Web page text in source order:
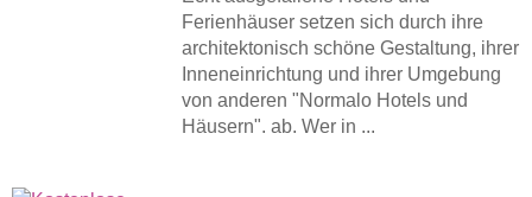
Ferienhäuser setzen sich durch ihre
architektonisch schöne Gestaltung, ihrer
Inneneinrichtung und ihrer Umgebung
von anderen "Normalo Hotels und
Häusern". ab. Wer in ...